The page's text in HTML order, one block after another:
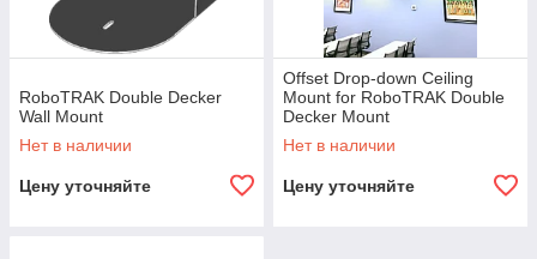
RoboTRAK Double Decker
Wall Mount
Нет в наличии
Цену уточняйте
Offset Drop-down Ceiling
Mount for RoboTRAK Double
Decker Mount
Нет в наличии
Цену уточняйте